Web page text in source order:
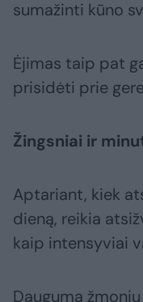
sumažinti kūno
Ėjimas taip pat
prisidėti prie
Žingsniai ir
Aptariant, kiek
dieną, reikia
kaip intensyviai
Dauguma